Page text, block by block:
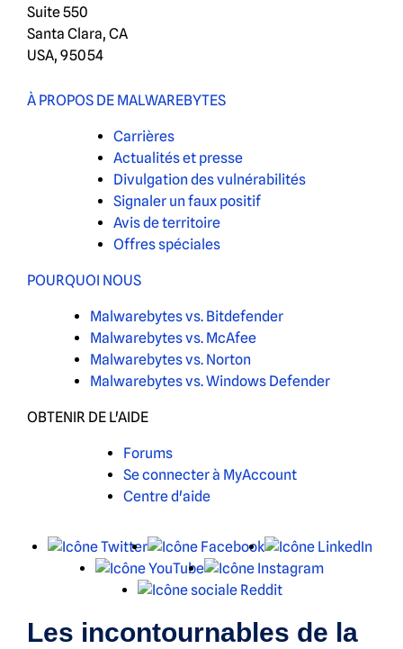
Suite 550
Santa Clara, CA
USA, 95054
À PROPOS DE MALWAREBYTES
Carrières
Actualités et presse
Divulgation des vulnérabilités
Signaler un faux positif
Avis de territoire
Offres spéciales
POURQUOI NOUS
Malwarebytes vs. Bitdefender
Malwarebytes vs. McAfee
Malwarebytes vs. Norton
Malwarebytes vs. Windows Defender
OBTENIR DE L'AIDE
Forums
Se connecter à MyAccount
Centre d'aide
X Facebook
YouTube
Instagram
Reddit
Les incontournables de la